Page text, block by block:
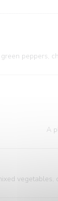
peppers,
A
vegetables,